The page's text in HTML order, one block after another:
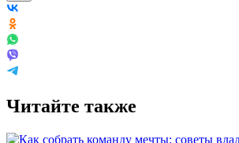
Читайте также